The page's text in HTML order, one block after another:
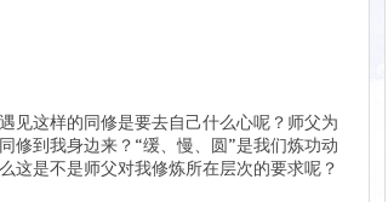
见这样的同修是要去自己什么心呢？师父为
修到我身边来？“缓、慢、圆”是我们炼功动
这是不是师父对我修炼所在层次的要求呢？